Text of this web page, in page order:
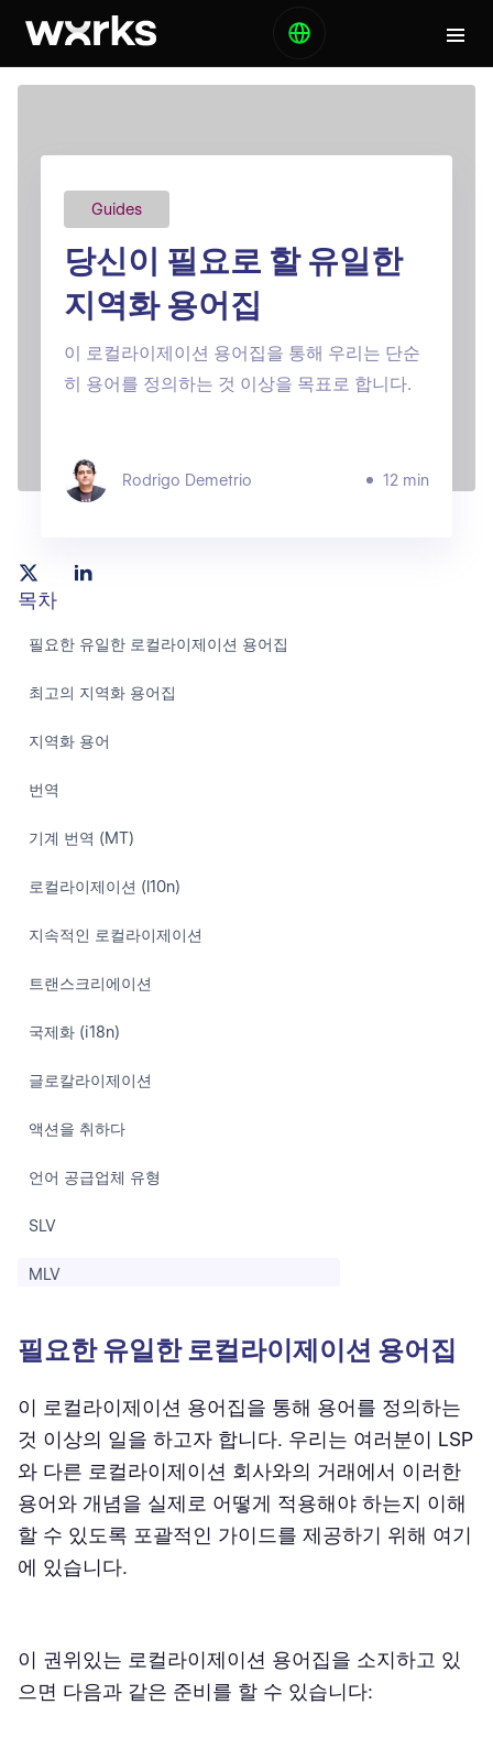
Guides
당신이 필요로 할 유일한
지역화 용어집
이 로컬라이제이션 용어집을 통해 우리는 단순
히 용어를 정의하는 것 이상을 목표로 합니다.
Rodrigo Demetrio 12 min
목차
필요한 유일한 로컬라이제이션 용어집
최고의 지역화 용어집
지역화 용어
번역
기계 번역 (MT)
로컬라이제이션 (l10n)
지속적인 로컬라이제이션
트랜스크리에이션
국제화 (i18n)
글로칼라이제이션
액션을 취하다
언어 공급업체 유형
SLV
MLV
동작하기
도구 및 기술
CAT 도구
Strings
응용 프로그램 프로그래밍 인터페이스 (API)
필요한 유일한 로컬라이제이션 용어집
이 로컬라이제이션 용어집을 통해 용어를 정의하는
것 이상의 일을 하고자 합니다. 우리는 여러분이 LSP
와 다른 로컬라이제이션 회사와의 거래에서 이러한
용어와 개념을 실제로 어떻게 적용해야 하는지 이해
할 수 있도록 포괄적인 가이드를 제공하기 위해 여기
에 있습니다.
이 권위있는 로컬라이제이션 용어집을 소지하고 있
으면 다음과 같은 준비를 할 수 있습니다: